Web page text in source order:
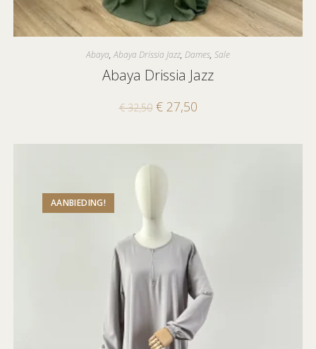
Abaya,Abaya Drissia Jazz, Dames, Sale
Abaya Drissia Jazz
€32,50 €27,50
AANBIEDING!